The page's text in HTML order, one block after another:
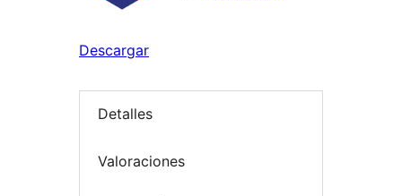
Descargar
Detalles
Valoraciones